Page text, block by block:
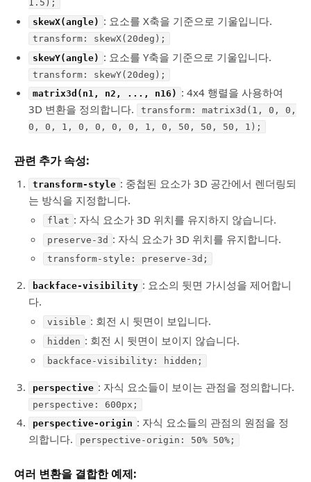
1.5);
skewX(angle) : 요소를 X축을 기준으로 기울입니다.
transform: skewX(20deg);
skewY(angle) : 요소를 Y축을 기준으로 기울입니다.
transform: skewY(20deg);
matrix3d(n1, n2, ..., n16) : 4x4 행렬을 사용하여
3D 변환을 정의합니다.
transform: matrix3d(1, 0, 0,
0, 0, 1, 0, 0, 0, 0, 1, 0, 50, 50, 50, 1);
관련 추가 속성:
transform-style : 중첩된 요소가 3D 공간에서 렌더링되
는 방식을 지정합니다.
flat : 자식 요소가 3D 위치를 유지하지 않습니다.
preserve-3d : 자식 요소가 3D 위치를 유지합니다.
transform-style: preserve-3d;
backface-visibility : 요소의 뒷면 가시성을 제어합니
다.
visible : 회전 시 뒷면이 보입니다.
hidden : 회전 시 뒷면이 보이지 않습니다.
backface-visibility: hidden;
perspective : 자식 요소들이 보이는 관점을 정의합니다.
perspective: 600px;
perspective-origin : 자식 요소들의 관점의 원점을 정
의합니다.
perspective-origin: 50% 50%;
여러 변환을 결합한 예제: